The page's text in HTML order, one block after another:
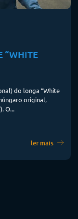
“WHITE
do longa “White
original,
O...
ler mais